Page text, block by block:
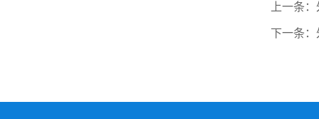
上一条
下一条